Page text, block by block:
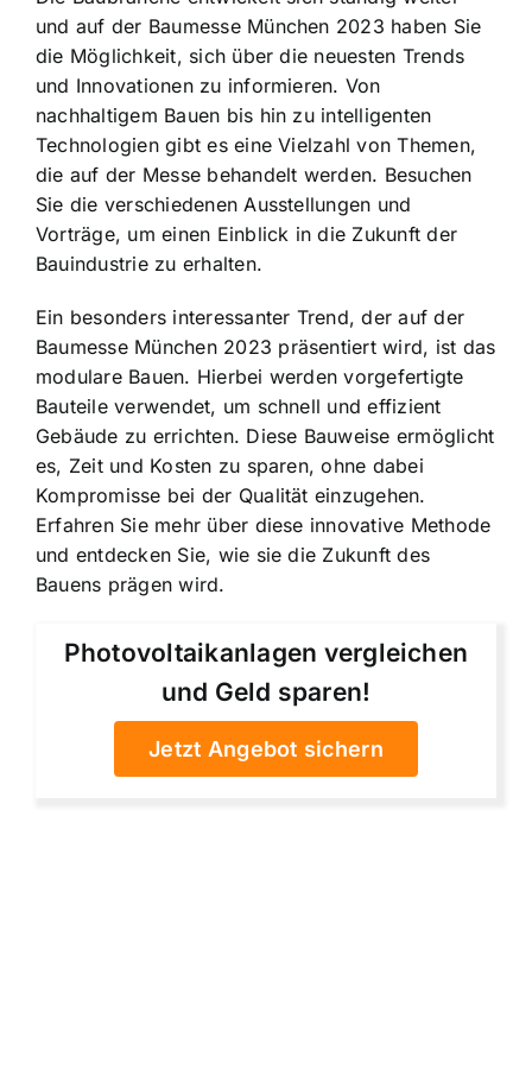
und auf der Baumesse München 2023 haben Sie
die Möglichkeit, sich über die neuesten Trends
und Innovationen zu informieren. Von
nachhaltigem Bauen bis hin zu intelligenten
Technologien gibt es eine Vielzahl von Themen,
die auf der Messe behandelt werden. Besuchen
Sie die verschiedenen Ausstellungen und
Vorträge, um einen Einblick in die Zukunft der
Bauindustrie zu erhalten.
Ein besonders interessanter Trend, der auf der
Baumesse München 2023 präsentiert wird, ist das
modulare Bauen. Hierbei werden vorgefertigte
Bauteile verwendet, um schnell und effizient
Gebäude zu errichten. Diese Bauweise ermöglicht
es, Zeit und Kosten zu sparen, ohne dabei
Kompromisse bei der Qualität einzugehen.
Erfahren Sie mehr über diese innovative Methode
und entdecken Sie, wie sie die Zukunft des
Bauens prägen wird.
Photovoltaikanlagen vergleichen
und Geld sparen!
Jetzt Angebot sichern